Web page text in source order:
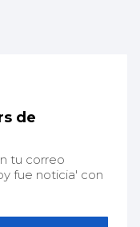
de
tu correo
fue noticia' con